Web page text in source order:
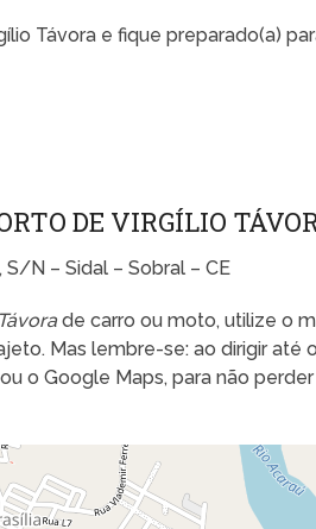
Távora e fique preparado(a)
DE VIRGÍLIO
N – Sidal – Sobral – CE
de carro ou moto, utilize o
Mas lembre-se: ao dirigir até
o Google Maps, para não